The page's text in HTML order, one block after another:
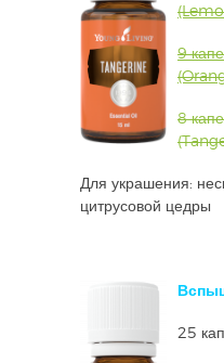
9
8
Для украшения:
цитрусовой цедры
25